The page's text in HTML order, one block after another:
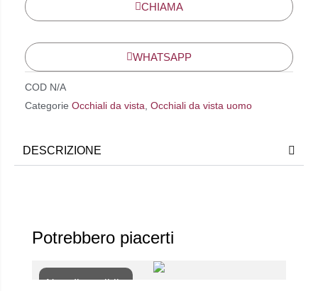
CHIAMA
WHATSAPP
COD N/A
Categorie Occhiali da vista Occhiali da vista uomo
DESCRIZIONE
Potrebbero piacerti
Non disponibile